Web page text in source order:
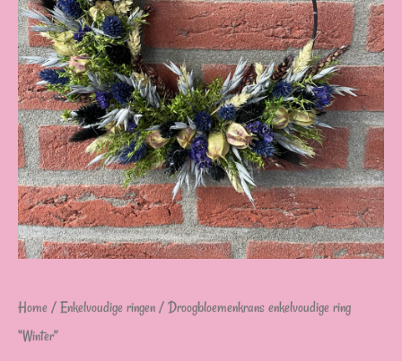
Home/Enkelvoudige ringen/ Droogbloemenkrans enkelvoudige ring
“Winter”